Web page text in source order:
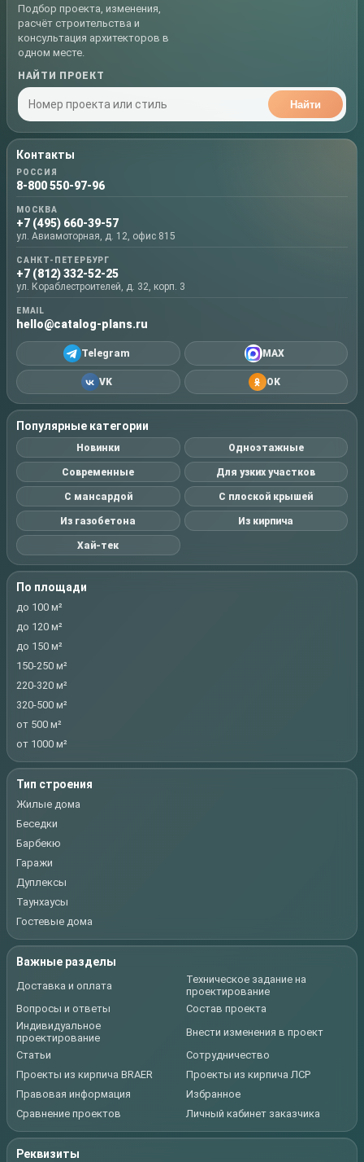
Подбор проекта, изменения,
расчёт строительства и
консультация архитекторов в
одном месте.
НАЙТИ ПРОЕКТ
Найти
Контакты
РОССИЯ
8-800 550-97-96
МОСКВА
+7 (495) 660-39-57
ул. Авиамоторная, д. 12, офис 815
САНКТ-ПЕТЕРБУРГ
+7 (812) 332-52-25
ул. Кораблестроителей, д. 32, корп. 3
EMAIL
hello@catalog-plans.ru
Telegram MAX
VK OK
Популярные категории
Новинки Одноэтажные
Современные Для узких участков
С мансардой С плоской крышей
Из газобетона Из кирпича
Хай-тек
По площади
до 100 м²
до 120 м²
до 150 м²
150-250 м²
220-320 м²
320-500 м²
от 500 м²
от 1000 м²
Тип строения
Жилые дома
Беседки
Барбекю
Гаражи
Дуплексы
Таунхаусы
Гостевые дома
Важные разделы
Доставка и оплата
Техническое задание на
проектирование
Вопросы и ответы
Состав проекта
Индивидуальное
проектирование
Внести изменения в проект
Статьи
Сотрудничество
Проекты из кирпича BRAER
Проекты из кирпича ЛСР
Правовая информация
Избранное
Сравнение проектов
Личный кабинет заказчика
Реквизиты